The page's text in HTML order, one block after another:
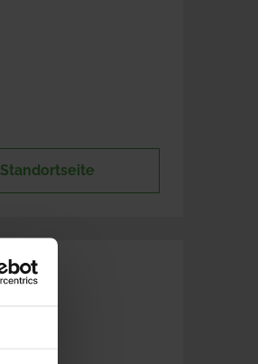
Standortseite